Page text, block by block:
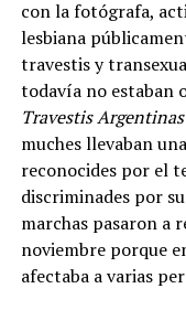
con la fotógrafa,
lesbiana
travestis y
todavía no estaban
Travestis
muches llevaban
reconocides por el
discriminades por
marchas pasaron a
noviembre porque
afectaba a varias